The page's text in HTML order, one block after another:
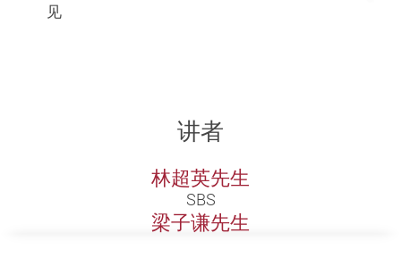
见
讲者
林超英先生
SBS
梁子谦先生